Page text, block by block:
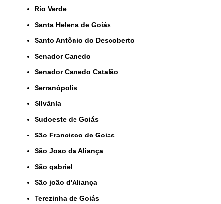
Rio Verde
Santa Helena de Goiás
Santo Antônio do Descoberto
Senador Canedo
Senador Canedo Catalão
Serranópolis
Silvânia
Sudoeste de Goiás
São Francisco de Goias
São Joao da Aliança
São gabriel
São joão d'Aliança
Terezinha de Goiás